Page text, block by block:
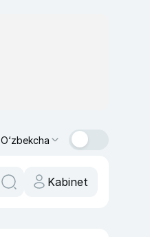
O‘zbekcha
Kabinet